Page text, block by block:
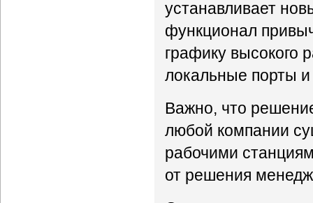
устанавливает
функционал
графику высокого
локальные порты и
Важно, что
любой компании
рабочими
от решения